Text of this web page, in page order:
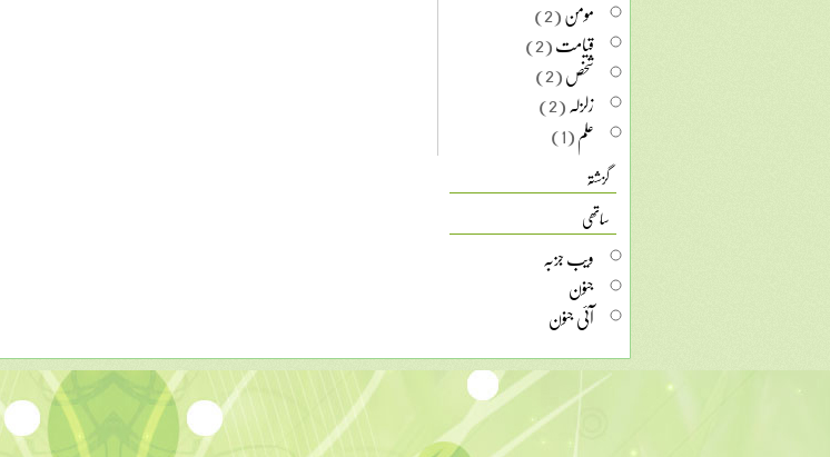
مومن(2)
قیامت(2)
شخص(2)
زلزلہ(2)
علم(1)
گزشتہ
ساتھی
ویب جزبہ
جنون
آئی جنون